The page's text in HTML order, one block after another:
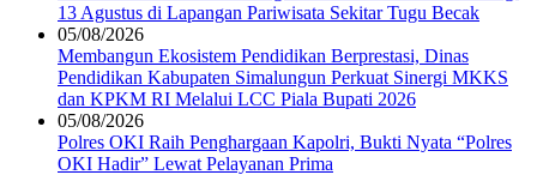
13 Agustus di Lapangan Pariwisata Sekitar Tugu Becak
05/08/2026
Membangun Ekosistem Pendidikan Berprestasi, Dinas
Pendidikan Kabupaten Simalungun Perkuat Sinergi MKKS
dan KPKM RI Melalui LCC Piala Bupati 2026
05/08/2026
Polres OKI Raih Penghargaan Kapolri, Bukti Nyata “Polres
OKI Hadir” Lewat Pelayanan Prima